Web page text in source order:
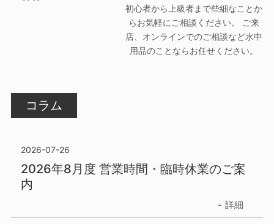
初心者から上級者まで些細なことか
らお気軽にご相談ください。 ご来
店、オンラインでのご相談など水中
用品のことならお任せください。
コラム
2026-07-26
2026年8月度 営業時間・臨時休業のご案
内
詳細